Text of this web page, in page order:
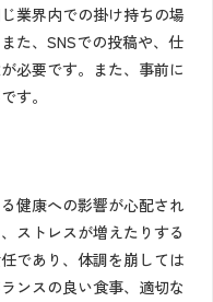
業界内での掛け持ちの場
た、SNSでの投稿や、仕
必要です。また、事前に
す。
健康への影響が心配され
ストレスが増えたりする
であり、体調を崩しては
ンスの良い食事、適切な